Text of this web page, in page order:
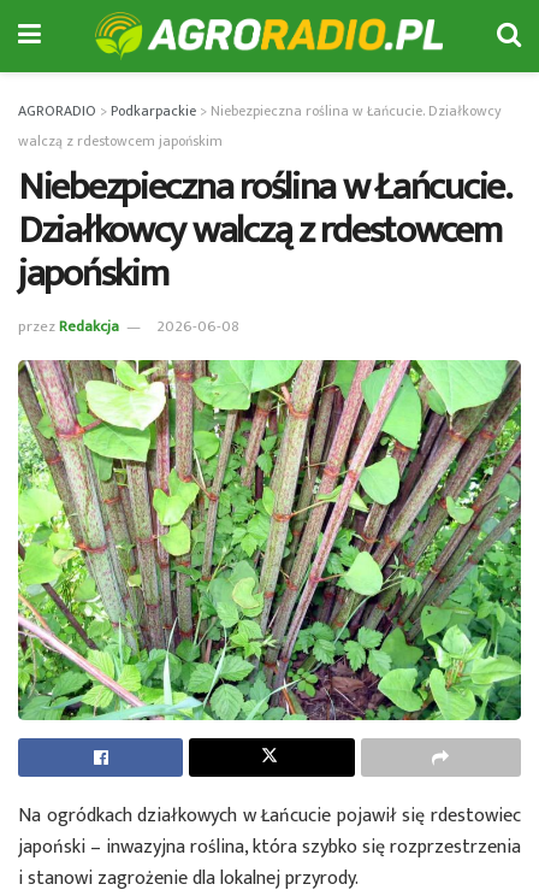
AGRORADIO >Podkarpackie > Niebezpieczna roślina w Łańcucie. Działkowcy
walczą z rdestowcem japońskim
Niebezpieczna roślina w Łańcucie.
Działkowcy walczą z rdestowcem
japońskim
przezRedakcja 2026-06-08
Na ogródkach działkowych w Łańcucie pojawił się rdestowiec
japoński – inwazyjna roślina, która szybko się rozprzestrzenia
i stanowi zagrożenie dla lokalnej przyrody.